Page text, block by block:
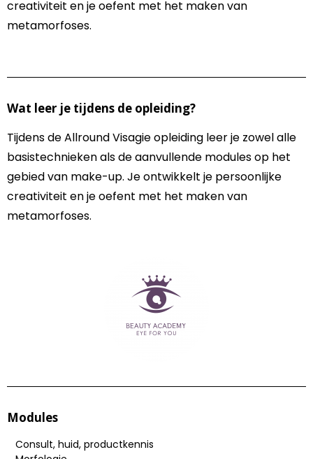
creativiteit en je oefent met het maken van
metamorfoses.
Wat leer je tijdens de opleiding?
Tijdens de Allround Visagie opleiding leer je zowel alle
basistechnieken als de aanvullende modules op het
gebied van make-up. Je ontwikkelt je persoonlijke
creativiteit en je oefent met het maken van
metamorfoses.
Modules
Consult, huid, productkennis